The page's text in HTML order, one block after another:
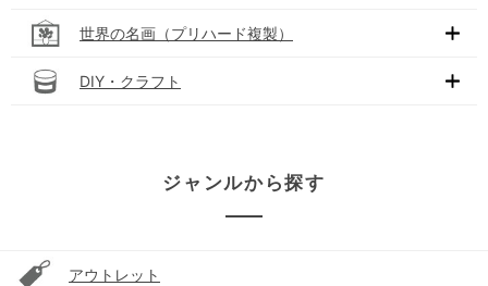
世界の名画（プリハード複製）
DIY・クラフト
ジャンルから探す
アウトレット